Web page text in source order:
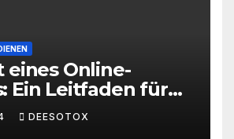
eines Online-
Ein Leitfaden für
Einstieg
DEESOTOX